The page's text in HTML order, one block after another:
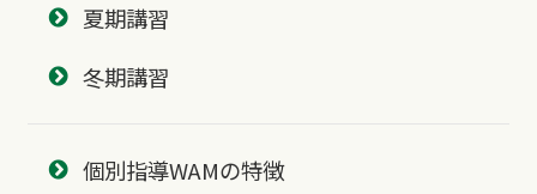
夏期講習
冬期講習
個別指導WAMの特徴